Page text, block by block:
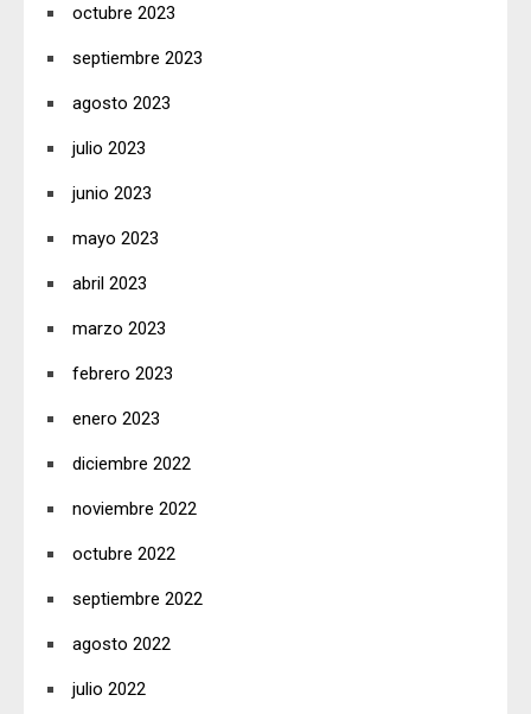
octubre 2023
septiembre 2023
agosto 2023
julio 2023
junio 2023
mayo 2023
abril 2023
marzo 2023
febrero 2023
enero 2023
diciembre 2022
noviembre 2022
octubre 2022
septiembre 2022
agosto 2022
julio 2022